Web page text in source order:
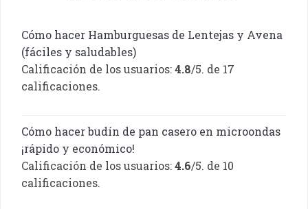
Cómo hacer Hamburguesas de Lentejas y Avena
(fáciles y saludables)
Calificación de los usuarios:4.8/5. de 17
calificaciones.
Cómo hacer budín de pan casero en microondas
¡rápido y económico!
Calificación de los usuarios:4.6/5. de 10
calificaciones.